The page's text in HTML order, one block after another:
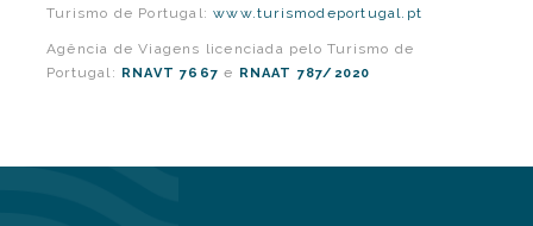
Turismo de Portugal:www.turismodeportugal.pt
Agência de Viagens licenciada pelo Turismo de
Portugal: RNAVT 7667 e RNAAT 787/2020